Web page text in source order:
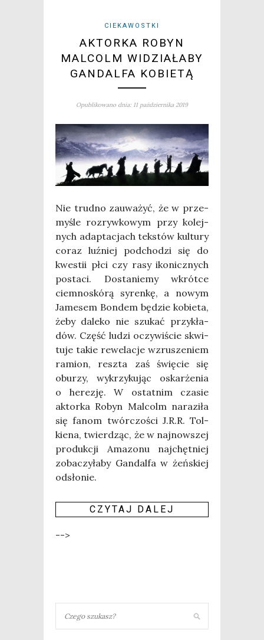
CIEKAWOSTKI
AKTORKA ROBYN
MALCOLM WIDZIAŁABY
GANDALFA KOBIETĄ
Opublikowano dnia: 11 października 2019
Nie trud­no zauwa­żyć, że w prze­
my­śle roz­ryw­ko­wym przy kolej­
nych adap­ta­cjach tek­stów kul­tu­ry
coraz luź­niej pod­cho­dzi się do
kwe­stii płci czy rasy iko­nicz­nych
posta­ci. Dosta­nie­my wkrót­ce
ciem­no­skó­rą syren­kę, a nowym
Jame­sem Bon­dem będzie kobie­ta,
żeby dale­ko nie szu­kać przy­kła­
dów. Część ludzi oczy­wi­ście skwi­
tu­je takie rewe­la­cje wzru­sze­niem
ramion, resz­ta zaś świę­cie się
obu­rzy, wykrzy­ku­jąc oskar­że­nia
o here­zję. W ostat­nim cza­sie
aktor­ka Robyn Mal­colm nara­zi­ła
się fanom twór­czo­ści J.R.R. Tol­
kie­na, twier­dząc, że w naj­now­szej
pro­duk­cji Ama­zo­nu naj­chęt­niej
zoba­czy­ła­by Gan­dal­fa w żeń­skiej
odsło­nie.
CZY­TAJ DALEJ
-->